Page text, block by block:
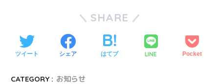
SHARE
ツイート シェア はてブ LINE Pocket
CATEGORY : お知らせ